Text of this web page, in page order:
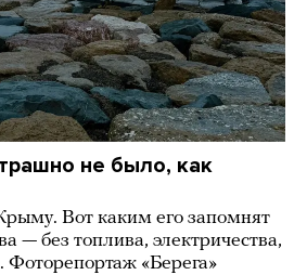
не было, как
Вот каким его запомнят
— без топлива, электричества,
Фоторепортаж «Берега»